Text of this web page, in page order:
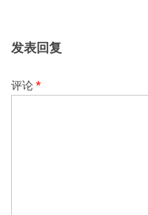
发表回复
评论*